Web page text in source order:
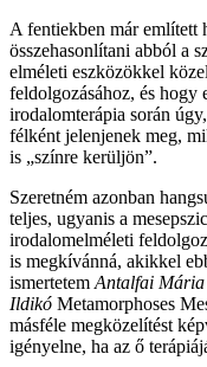
A fentiekben már említett
összehasonlítani abból a
elméleti eszközökkel
feldolgozásához, és hogy
irodalomterápia során
félként jelenjenek meg,
is „színre kerüljön”.
Szeretném azonban
teljes, ugyanis a
irodalomelméleti
is megkívánná, akikkel
ismertetem Antalfai Mária
Ildikó Metamorphoses
másféle megközelítést
igényelne, ha az ő